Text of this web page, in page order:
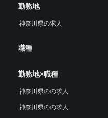
勤務地
神奈川県の求人
職種
勤務地×職種
神奈川県のの求人
神奈川県のの求人